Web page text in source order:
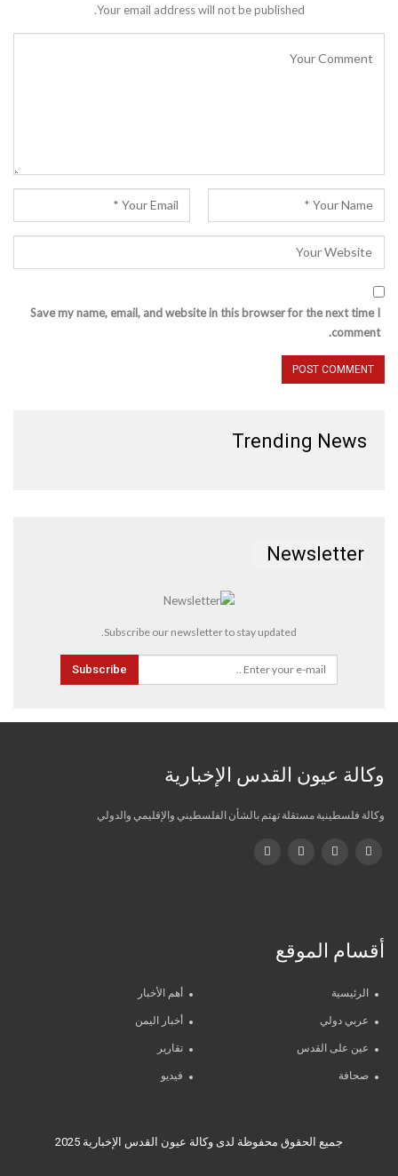
Your email address will not be published.
Save my name, email, and website in this browser for the next time I
comment.
Trending News
Newsletter
Subscribe our newsletter to stay updated.
Subscribe
وكالة عيون القدس الإخبارية
وكالة فلسطينية مستقلة تهتم بالشأن الفلسطيني والإقليمي والدولي
أقسام الموقع
الرئيسية أهم الأخبار
عربي دولي أخبار اليمن
عين على القدس تقارير
صحافة فيديو
جميع الحقوق محفوظة لدى وكالة عيون القدس الإخبارية 2025